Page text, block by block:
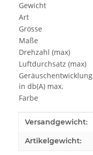
Gewicht
Art
Grösse
Maße
Drehzahl (max)
Luftdurchsatz (max)
Geräuschentwicklung
in db(A) max.
Farbe
Produkteigenschaft
Wert
Versandgewicht:
Artikelgewicht: